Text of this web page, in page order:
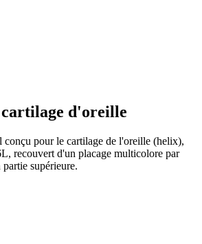
d'oreille
conçu pour le cartilage de l'oreille (helix),
recouvert d'un placage multicolore par
supérieure.